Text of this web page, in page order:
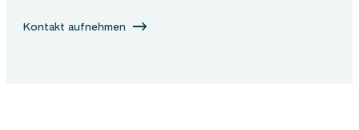
Kontakt aufnehmen